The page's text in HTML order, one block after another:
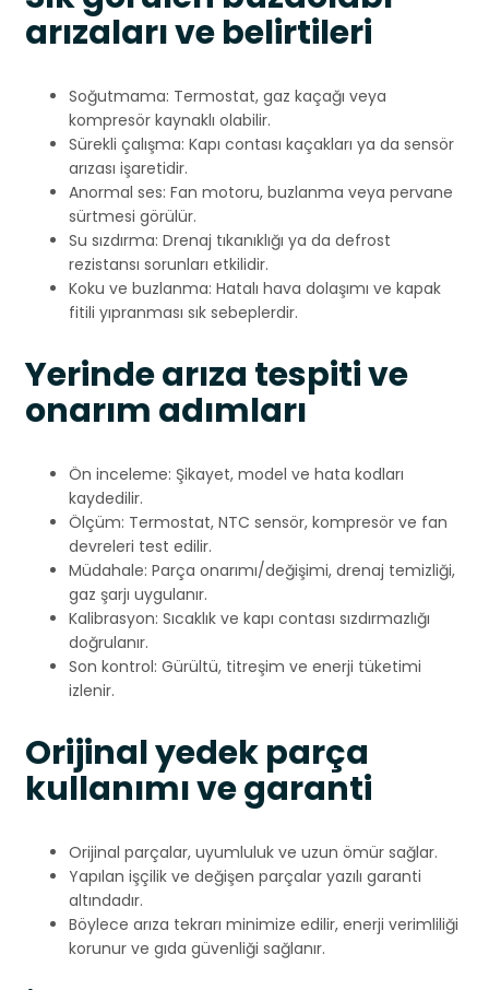
arızaları ve belirtileri
Soğutmama: Termostat, gaz kaçağı veya
kompresör kaynaklı olabilir.
Sürekli çalışma: Kapı contası kaçakları ya da sensör
arızası işaretidir.
Anormal ses: Fan motoru, buzlanma veya pervane
sürtmesi görülür.
Su sızdırma: Drenaj tıkanıklığı ya da defrost
rezistansı sorunları etkilidir.
Koku ve buzlanma: Hatalı hava dolaşımı ve kapak
fitili yıpranması sık sebeplerdir.
Yerinde arıza tespiti ve
onarım adımları
Ön inceleme: Şikayet, model ve hata kodları
kaydedilir.
Ölçüm: Termostat, NTC sensör, kompresör ve fan
devreleri test edilir.
Müdahale: Parça onarımı/değişimi, drenaj temizliği,
gaz şarjı uygulanır.
Kalibrasyon: Sıcaklık ve kapı contası sızdırmazlığı
doğrulanır.
Son kontrol: Gürültü, titreşim ve enerji tüketimi
izlenir.
Orijinal yedek parça
kullanımı ve garanti
Orijinal parçalar, uyumluluk ve uzun ömür sağlar.
Yapılan işçilik ve değişen parçalar yazılı garanti
altındadır.
Böylece arıza tekrarı minimize edilir, enerji verimliliği
korunur ve gıda güvenliği sağlanır.